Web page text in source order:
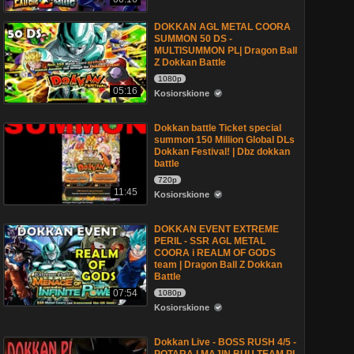
05:16
DOKKAN AGL METAL COORA
SUMMON 50 DS -
MULTISUMMON PL| Dragon Ball
Z Dokkan Battle
1080p
Kosiorskione
11:45
Dokkan battle Ticket special
summon 150 Million Global DLs
Dokkan Festival! | Dbz dokkan
battle
720p
Kosiorskione
07:54
DOKKAN EVENT EXTREME
PERIL - SSR AGL METAL
COORA i REALM OF GODS
team | Dragon Ball Z Dokkan
Battle
1080p
Kosiorskione
Dokkan Live - BOSS RUSH 4/5 -